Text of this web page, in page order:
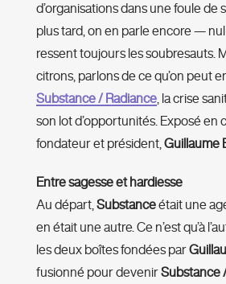
d’organisations dans une foule de
plus tard, on en parle encore —
ressent toujours les soubresauts.
citrons, parlons de ce qu’on peut
Substance / Radiance, la crise
son lot d’opportunités. Exposé en
fondateur et président, Guillaume
Entre sagesse et hardiesse
Au départ, Substanceétait une
en était une autre. Ce n’est qu’à
les deux boîtes fondées par
fusionné pour devenirSubstance